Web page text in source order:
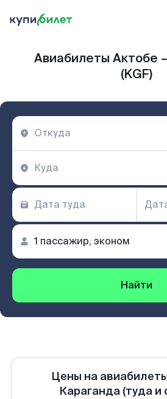
Авиабилеты Актобе
(KGF)
Найти
Цены на
Караганда (туда и